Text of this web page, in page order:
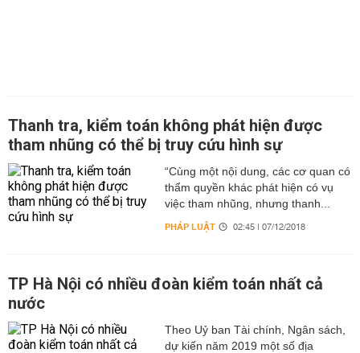
Thanh tra, kiểm toán không phát hiện được
tham nhũng có thể bị truy cứu hình sự
“Cùng một nội dung, các cơ quan có
thẩm quyền khác phát hiện có vụ
việc tham nhũng, nhưng thanh...
PHÁP LUẬT 02:45 | 07/12/2018
TP Hà Nội có nhiều đoàn kiểm toán nhất cả
nước
Theo Uỷ ban Tài chính, Ngân sách,
dự kiến năm 2019 một số địa